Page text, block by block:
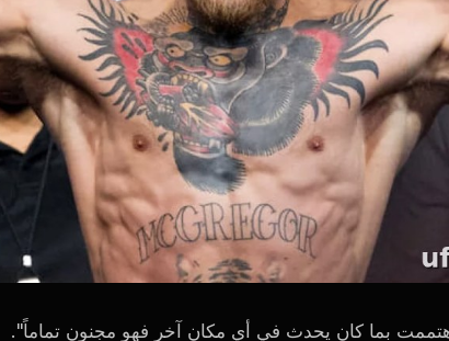
بما كان يحدث في أي مكان آخر فهو مجنون تماماً".